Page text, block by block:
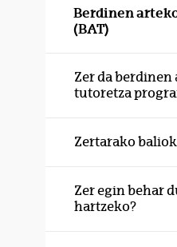
Berdinen
(BAT)
Zer da berdinen
tutoretza
Zertarako
Zer egin behar
hartzeko?